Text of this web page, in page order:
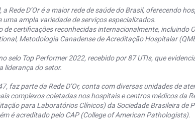
Rede D’Or é a maior rede de saúde do Brasil, oferecendo
ampla variedade de serviços especializados.
de certificações reconhecidas internacionalmente, incluindo
Metodologia Canadense de Acreditação Hospitalar
selo Top Performer 2022, recebido por 87 UTIs, que
liderança do setor.
faz parte da Rede D’Or, conta com diversas unidades de
complexos coletadas nos hospitais e centros médicos da
para Laboratórios Clínicos) da Sociedade Brasileira de
é acreditado pelo CAP (College of American Pathologists).